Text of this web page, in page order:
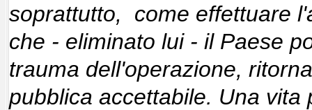
soprattutto, come effettuare
che - eliminato lui - il Paese
trauma dell'operazione,
pubblica accettabile. Una vita